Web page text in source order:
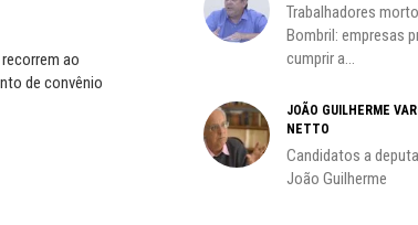
ao
de convênio
Trabalhadores
Bombril: empresas
cumprir a...
JOÃO GUILHERME
NETTO
Candidatos a
João Guilherme